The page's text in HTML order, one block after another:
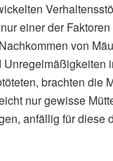
einer der
von
brachten die
nur gewisse
anfällig für diese